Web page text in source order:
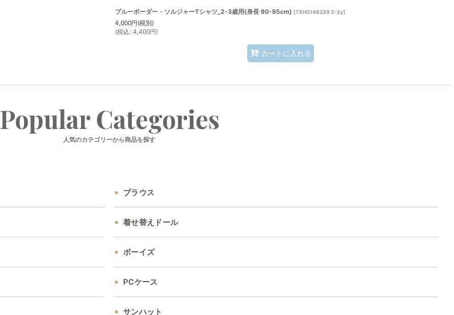
ブルーボーダー・ソルジャーTシャツ_2-3歳用(身長 90-95cm) [TSH0146239 2-3y]
4,000円(税別)
(税込 : 4,400円)
カートに入れる
Popular Categories
人気のカテゴリーから商品を探す
ブラウス
着せ替えドール
ボーイズ
PCケース
サンハット